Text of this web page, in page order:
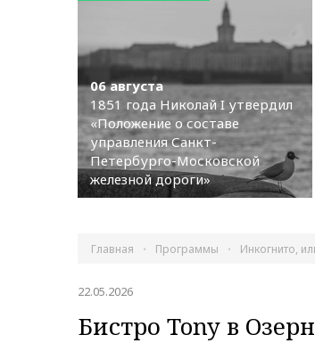
06 августа
1851 года Николай I утвердил
«Положение о составе
управления Санкт-
Петербурго-Московской
железной дороги»
Главная Программы Инкогнито,
22.05.2026
Бистро Tony в